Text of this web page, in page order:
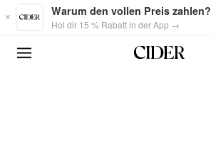
Skip to main content
Warum den vollen Preis zahlen?
Hol dir 15 % Rabatt in der App →